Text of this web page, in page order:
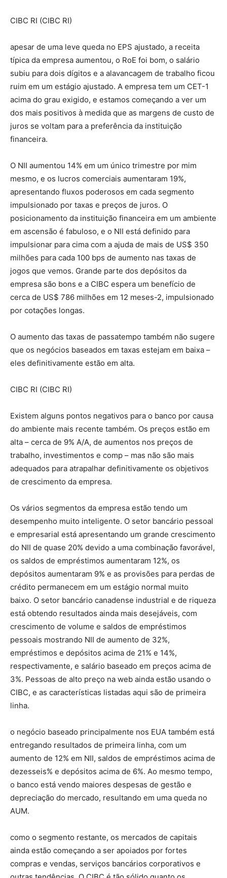
CIBC RI (CIBC RI)
apesar de uma leve queda no EPS ajustado, a receita
típica da empresa aumentou, o RoE foi bom, o salário
subiu para dois dígitos e a alavancagem de trabalho ficou
ruim em um estágio ajustado. A empresa tem um CET-1
acima do grau exigido, e estamos começando a ver um
dos mais positivos à medida que as margens de custo de
juros se voltam para a preferência da instituição
financeira.
O NII aumentou 14% em um único trimestre por mim
mesmo, e os lucros comerciais aumentaram 19%,
apresentando fluxos poderosos em cada segmento
impulsionado por taxas e preços de juros. O
posicionamento da instituição financeira em um ambiente
em ascensão é fabuloso, e o NII está definido para
impulsionar para cima com a ajuda de mais de US$ 350
milhões para cada 100 bps de aumento nas taxas de
jogos que vemos. Grande parte dos depósitos da
empresa são bons e a CIBC espera um benefício de
cerca de US$ 786 milhões em 12 meses-2, impulsionado
por cotações longas.
O aumento das taxas de passatempo também não sugere
que os negócios baseados em taxas estejam em baixa –
eles definitivamente estão em alta.
CIBC RI (CIBC RI)
Existem alguns pontos negativos para o banco por causa
do ambiente mais recente também. Os preços estão em
alta – cerca de 9% A/A, de aumentos nos preços de
trabalho, investimentos e comp – mas não são mais
adequados para atrapalhar definitivamente os objetivos
de crescimento da empresa.
Os vários segmentos da empresa estão tendo um
desempenho muito inteligente. O setor bancário pessoal
e empresarial está apresentando um grande crescimento
do NII de quase 20% devido a uma combinação favorável,
os saldos de empréstimos aumentaram 12%, os
depósitos aumentaram 9% e as provisões para perdas de
crédito permanecem em um estágio normal muito
baixo. O setor bancário canadense industrial e de riqueza
está obtendo resultados ainda mais desejáveis, com
crescimento de volume e saldos de empréstimos
pessoais mostrando NII de aumento de 32%,
empréstimos e depósitos acima de 21% e 14%,
respectivamente, e salário baseado em preços acima de
3%. Pessoas de alto preço na web ainda estão usando o
CIBC, e as características listadas aqui são de primeira
linha.
o negócio baseado principalmente nos EUA também está
entregando resultados de primeira linha, com um
aumento de 12% em NII, saldos de empréstimos acima de
dezesseis% e depósitos acima de 6%. Ao mesmo tempo,
o banco está vendo maiores despesas de gestão e
depreciação do mercado, resultando em uma queda no
AUM.
como o segmento restante, os mercados de capitais
ainda estão começando a ser apoiados por fortes
compras e vendas, serviços bancários corporativos e